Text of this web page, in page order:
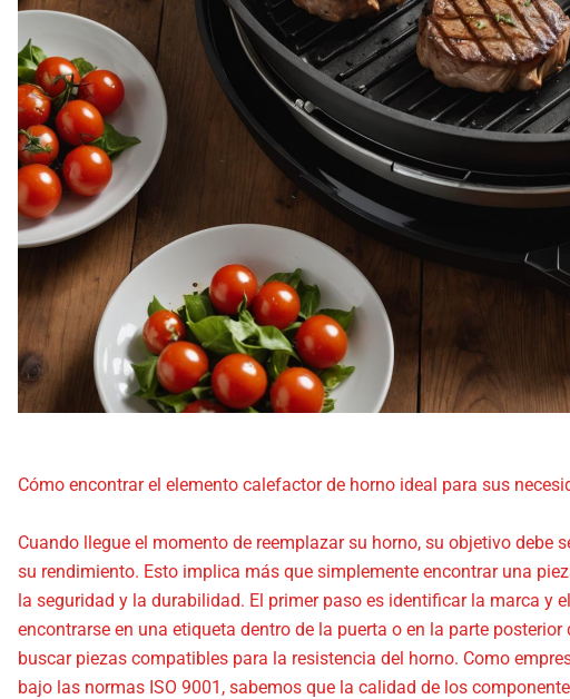
Cómo encontrar el elemento calefactor de horno ideal para sus
Cuando llegue el momento de reemplazar su horno, su objetivo debe
su rendimiento. Esto implica más que simplemente encontrar una
la seguridad y la durabilidad. El primer paso es identificar la marca y
encontrarse en una etiqueta dentro de la puerta o en la parte
buscar piezas compatibles para la resistencia del horno. Como
bajo las normas ISO 9001, sabemos que la calidad de los